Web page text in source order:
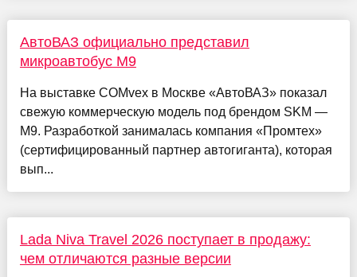
АвтоВАЗ официально представил
микроавтобус M9
На выставке COMvex в Москве «АвтоВАЗ» показал
свежую коммерческую модель под брендом SKM —
M9. Разработкой занималась компания «Промтех»
(сертифицированный партнер автогиганта), которая
вып...
Lada Niva Travel 2026 поступает в продажу:
чем отличаются разные версии